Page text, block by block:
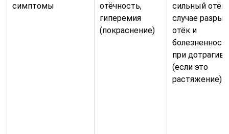
симптомы
отёчность,
гиперемия
(покраснение)
сильный отёк
случае
отёк и
при
(если это
растяжение)